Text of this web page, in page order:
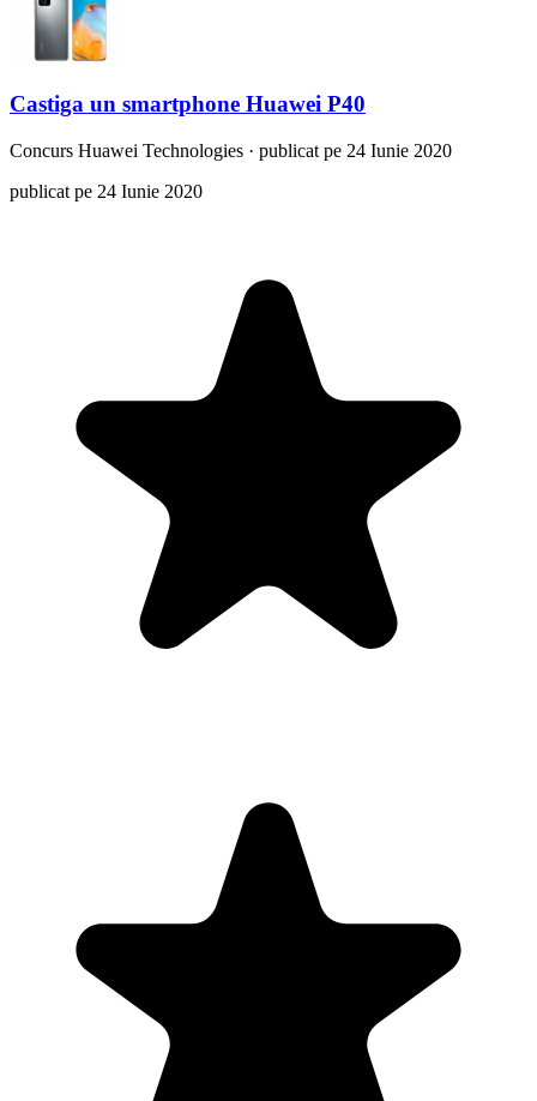
Castiga un smartphone Huawei P40
Concurs Huawei Technologies · publicat pe 24 Iunie 2020
publicat pe 24 Iunie 2020